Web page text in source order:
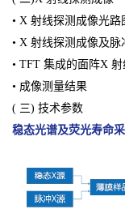
• X 射线探测成像光路
• X 射线探测成像及
• TFT 集成的面阵X 射
• 成像测量结果
( 三) 技术参数
稳态光谱及荧光寿命